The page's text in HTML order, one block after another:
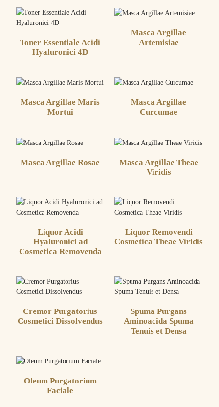
Toner Essentiale Acidi
Hyaluronici 4D
Masca Argillae
Artemisiae
Masca Argillae Maris
Mortui
Masca Argillae
Curcumae
Masca Argillae Rosae
Masca Argillae Theae
Viridis
Liquor Acidi
Hyaluronici ad
Cosmetica Removenda
Liquor Removendi
Cosmetica Theae Viridis
Cremor Purgatorius
Cosmetici Dissolvendus
Spuma Purgans
Aminoacida Spuma
Tenuis et Densa
Oleum Purgatorium
Faciale